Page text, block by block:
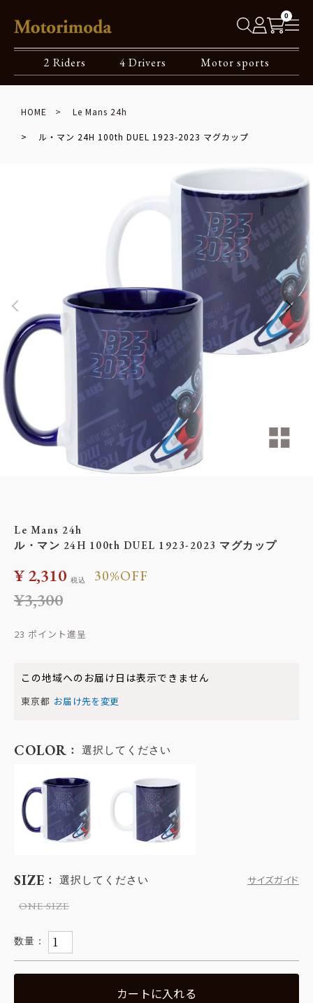
0
2 Riders 4 Drivers Motor sports
HOME Le Mans 24h
ル・マン 24H 100th DUEL 1923-2023 マグカップ
Le Mans 24h
ル・マン 24H 100th DUEL 1923-2023 マグカップ
¥3,300
30%OFF
¥2,310 税込
23
この地域へのお届け日は表示できません
東京都 お届け先を変更
SIZE 選択してください
サイズガイド
ONE SIZE
COLOR 選択してください
カートに入れる